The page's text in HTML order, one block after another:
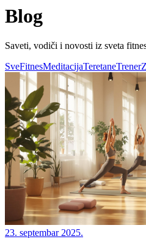
Blog
Saveti, vodiči i novosti iz sveta
SveFitnesMeditacijaTeretaneTrener
23. septembar 2025.